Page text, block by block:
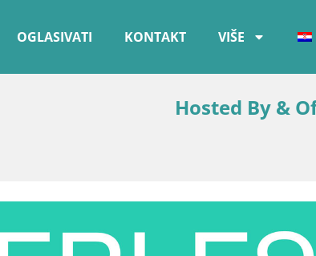
OGLASIVATI KONTAKT VIŠE
Hosted By &